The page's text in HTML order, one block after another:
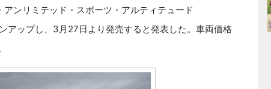
ンリミテッド・スポーツ・アルティテュード
ップし、3月27日より発売すると発表した。車両価格